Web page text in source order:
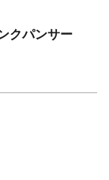
クパンサー